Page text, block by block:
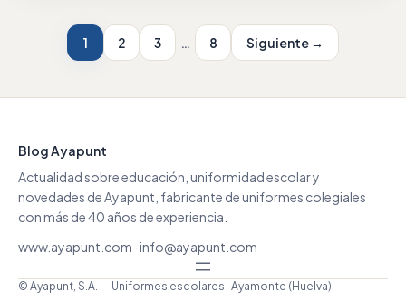
1 2 3 8 Siguiente →
Blog Ayapunt
Actualidad sobre educación, uniformidad escolar y
novedades de Ayapunt, fabricante de uniformes colegiales
con más de 40 años de experiencia.
www.ayapunt.com ·info@ayapunt.com
© Ayapunt, S.A. — Uniformes escolares · Ayamonte (Huelva)